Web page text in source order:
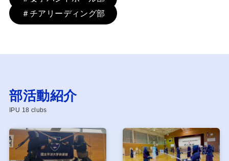
＃チアリーディング部
部活動紹介
IPU 18 clubs